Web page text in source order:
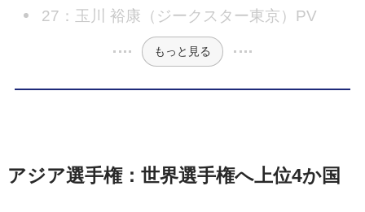
27：玉川 裕康（ジークスター東京）PV
もっと見る
アジア選手権：世界選手権へ上位4か国